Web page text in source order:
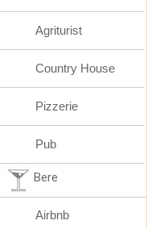
Agriturist
Country House
Pizzerie
Pub
Bere
Airbnb